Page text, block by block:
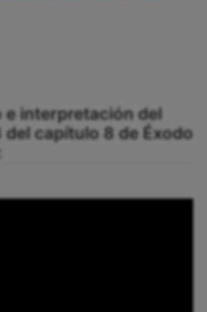
e interpretación del
del capítulo 8 de Éxodo